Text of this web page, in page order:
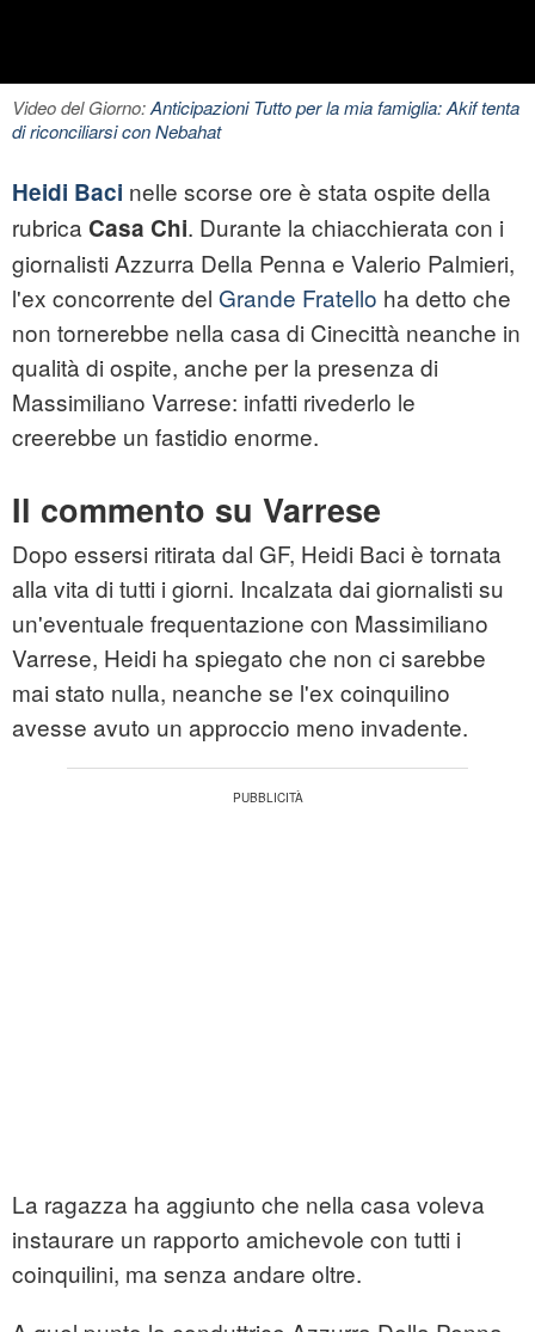
Video del Giorno:Anticipazioni Tutto per la mia famiglia: Akif tenta
di riconciliarsi con Nebahat
Heidi Baci nelle scorse ore è stata ospite della
rubrica Casa Chi. Durante la chiacchierata con i
giornalisti Azzurra Della Penna e Valerio Palmieri,
l'ex concorrente del Grande Fratello ha detto che
non tornerebbe nella casa di Cinecittà neanche in
qualità di ospite, anche per la presenza di
Massimiliano Varrese: infatti rivederlo le
creerebbe un fastidio enorme.
Il commento su Varrese
Dopo essersi ritirata dal GF, Heidi Baci è tornata
alla vita di tutti i giorni. Incalzata dai giornalisti su
un'eventuale frequentazione con Massimiliano
Varrese, Heidi ha spiegato che non ci sarebbe
mai stato nulla, neanche se l'ex coinquilino
avesse avuto un approccio meno invadente.
La ragazza ha aggiunto che nella casa voleva
instaurare un rapporto amichevole con tutti i
coinquilini, ma senza andare oltre.